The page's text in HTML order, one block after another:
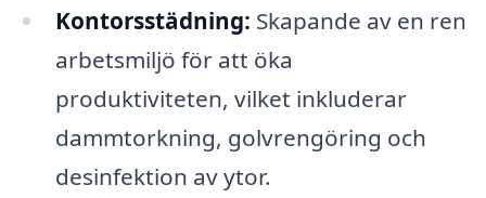
Kontorsstädning: Skapande av en ren
arbetsmiljö för att öka
produktiviteten, vilket inkluderar
dammtorkning, golvrengöring och
desinfektion av ytor.